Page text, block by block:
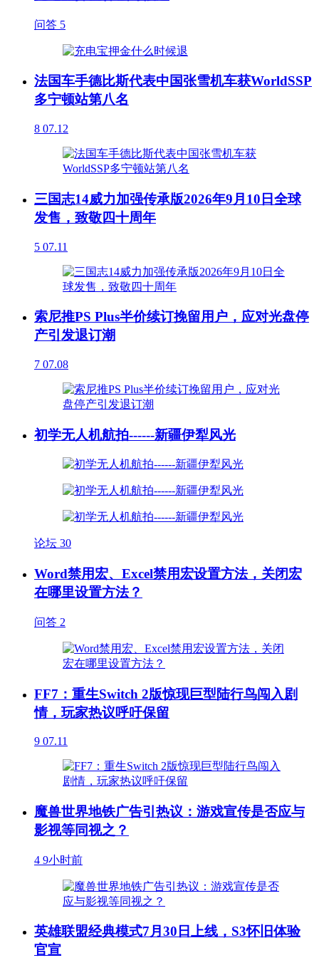
问答 5
法国车手德比斯代表中国张雪机车获WorldSSP
多宁顿站第八名
8 07.12
三国志14威力加强传承版2026年9月10日全球
发售，致敬四十周年
5 07.11
索尼推PS Plus半价续订挽留用户，应对光盘停
产引发退订潮
7 07.08
初学无人机航拍------新疆伊犁风光
论坛 30
Word禁用宏、Excel禁用宏设置方法，关闭宏
在哪里设置方法？
问答 2
FF7：重生Switch 2版惊现巨型陆行鸟闯入剧
情，玩家热议呼吁保留
9 07.11
魔兽世界地铁广告引热议：游戏宣传是否应与
影视等同视之？
4 9小时前
英雄联盟经典模式7月30日上线，S3怀旧体验
官宣